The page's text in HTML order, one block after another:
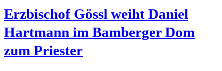
Erz­bi­schof Gössl weiht Dani­el
Hart­mann im Bam­ber­ger Dom
zum Priester